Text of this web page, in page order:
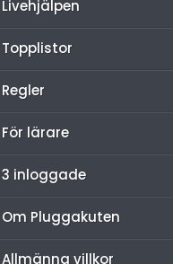
Livehjälpen
Topplistor
Regler
För lärare
3 inloggade
Om Pluggakuten
Allmänna villkor